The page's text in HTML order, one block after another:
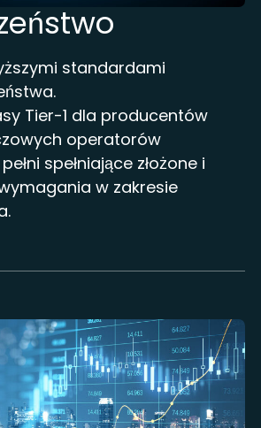
standardami
Tier-1 dla producentów
operatorów
spełniające złożone i
w zakresie